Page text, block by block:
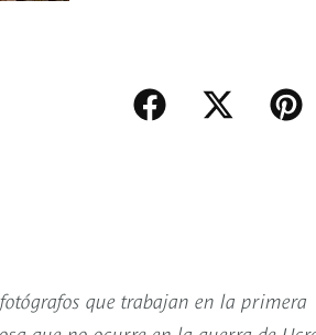
que trabajan en la primera